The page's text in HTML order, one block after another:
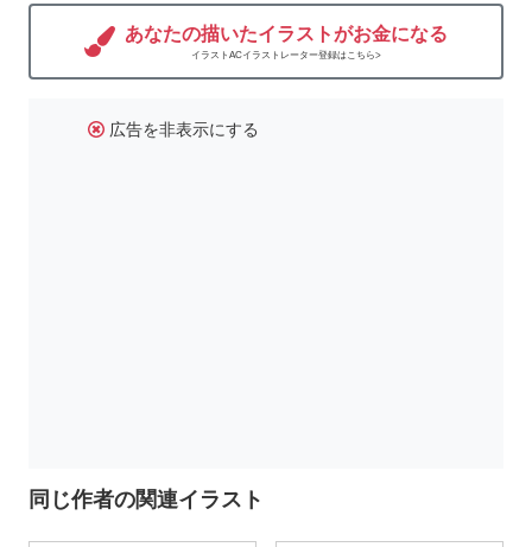
あなたの描いたイラストがお金になる
イラストACイラストレーター登録はこちら>
広告を非表示にする
同じ作者の関連イラスト